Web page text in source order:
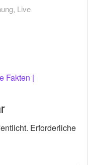
, Live
Fakten |
Erforderliche